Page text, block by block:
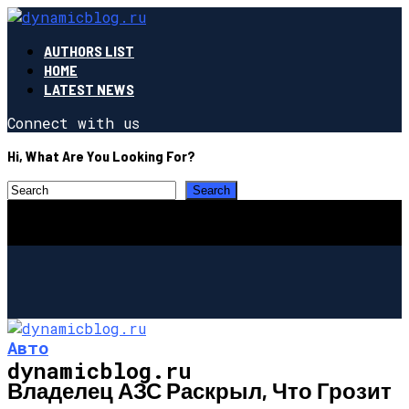
AUTHORS LIST
HOME
LATEST NEWS
Connect with us
Hi, What Are You Looking For?
dynamicblog.ru
Авто
Владелец АЗС Раскрыл, Что Грозит